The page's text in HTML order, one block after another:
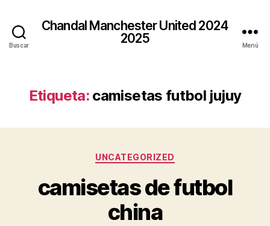
Buscar
Chandal Manchester United 2024
2025
Menú
Etiqueta: camisetas futbol jujuy
Categorías
UNCATEGORIZED
camisetas de futbol
china